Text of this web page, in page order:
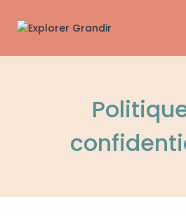
contenu